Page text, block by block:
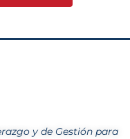
y de Gestión para